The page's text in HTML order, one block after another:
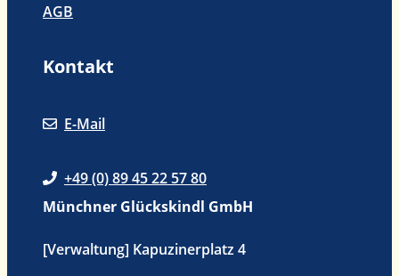
AGB
Kontakt
E-Mail
+49 (0) 89 45 22 57 80
Münchner Glückskindl GmbH
[Verwaltung] Kapuzinerplatz 4